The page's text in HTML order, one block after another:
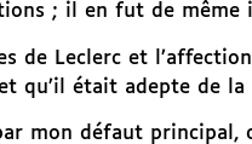
; il en fut de même
de Leclerc et
qu’il était adepte de
mon défaut principal,